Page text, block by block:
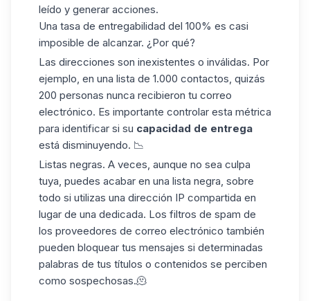
leído y generar acciones.
Una tasa de entregabilidad del 100% es casi
imposible de alcanzar. ¿Por qué?
Las direcciones son inexistentes o inválidas. Por
ejemplo, en una lista de 1.000 contactos, quizás
200 personas nunca recibieron tu correo
electrónico. Es importante controlar esta métrica
para identificar si su capacidad de entrega
está disminuyendo. 📉
Listas negras. A veces, aunque no sea culpa
tuya, puedes acabar en una lista negra, sobre
todo si utilizas una dirección IP compartida en
lugar de una dedicada. Los filtros de spam de
los proveedores de correo electrónico también
pueden bloquear tus mensajes si determinadas
palabras de tus títulos o contenidos se perciben
como sospechosas.🫠